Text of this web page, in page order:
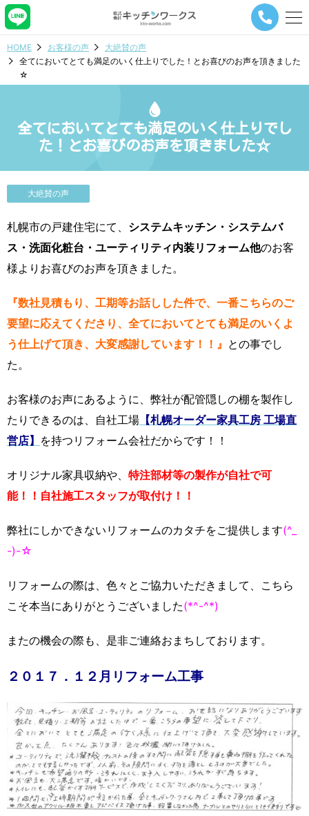
メ
ー
ビ
タ
HOME お客様の声
大絶賛の声
全てにおいてとても満足のいく仕上りでした！とお喜びのお声を頂きました
☆
全てにおいてとても満足のいく仕上りでし
た！とお喜びのお声を頂きました☆
大絶賛の声
札幌市の戸建住宅にて、 システムキッチン・システムバ
ス・洗面化粧台・ユーティリティ内装リフォーム他のお客
様よりお喜びのお声を頂きました。
『数社見積もり、工期等お話しした件で、一番こちらのご
要望に応えてくださり、全てにおいてとても満足のいくよ
う仕上げて頂き、大変感謝しています！！』 との事でし
た。
お客様のお声にあるように、弊社が配管隠しの棚を製作し
たりできるのは、自社工場 【札幌オーダー家具工房 工場直
営店】 を持つリフォーム会社だからです！！
オリジナル家具収納や、 特注部材等の製作が自社で可
能！！自社施工スタッフが取付け！！
弊社にしかできないリフォームのカタチをご提供します(^_
-)-☆
リフォームの際は、色々とご協力いただきまして、こちら
こそ本当にありがとうございました(*^-^*)
またの機会の際も、是非ご連絡おまちしております。
２０１７．１２月リフォーム工事